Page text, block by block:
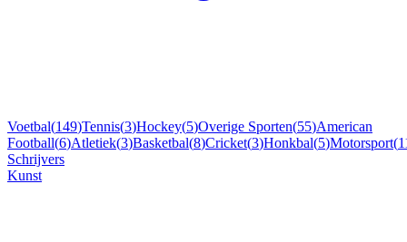
Voetbal(149)Tennis(3)Hockey(5)Overige Sporten(55)American
Football(6)Atletiek(3)Basketbal(8)Cricket(3)Honkbal(5)Motorsport(
Schrijvers
Kunst